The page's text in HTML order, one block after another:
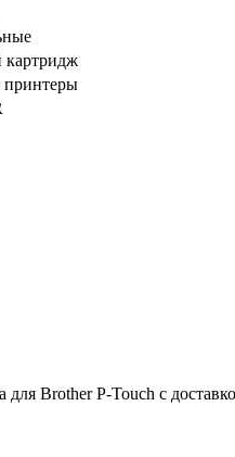
картридж
принтеры
Brother P-Touch с